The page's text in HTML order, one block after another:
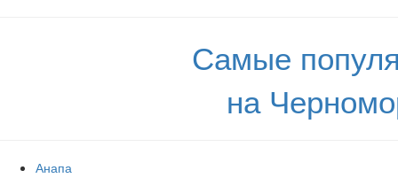
Самые
на
Анапа